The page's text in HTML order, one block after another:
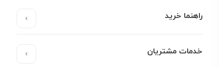
راهنما خرید
خدمات مشتریان